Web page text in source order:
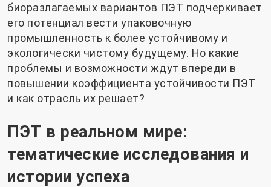
биоразлагаемых вариантов ПЭТ подчеркивает
его потенциал вести упаковочную
промышленность к более устойчивому и
экологически чистому будущему. Но какие
проблемы и возможности ждут впереди в
повышении коэффициента устойчивости ПЭТ
и как отрасль их решает?
ПЭТ в реальном мире:
тематические исследования и
истории успеха